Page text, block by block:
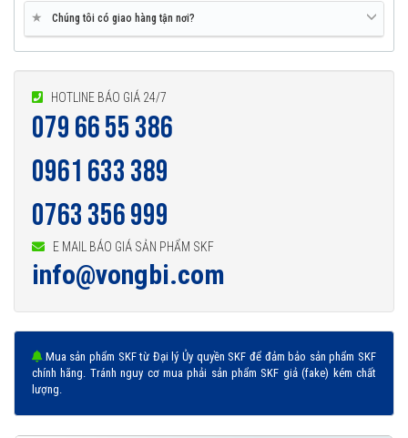
★ Chúng tôi có giao hàng tận nơi?
HOTLINE BÁO GIÁ 24/7
079 66 55 386
0961 633 389
0763 356 999
E MAIL BÁO GIÁ SẢN PHẨM SKF
info@vongbi.com
Mua sản phẩm SKF từ Đại lý Ủy quyền SKF để đảm bảo sản phẩm SKF
chính hãng. Tránh nguy cơ mua phải sản phẩm SKF giả (fake) kém chất
lượng.